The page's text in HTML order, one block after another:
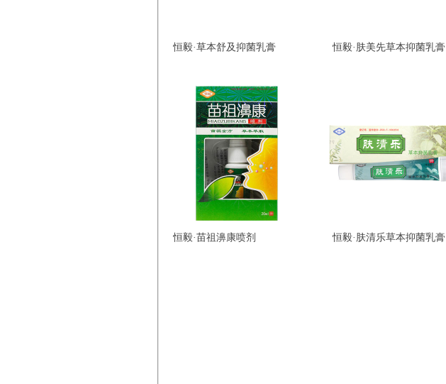
恒毅·草本舒及抑菌乳膏 恒毅·肤美先草本抑菌乳膏
恒毅·苗祖濞康喷剂 恒毅·肤清乐草本抑菌乳膏